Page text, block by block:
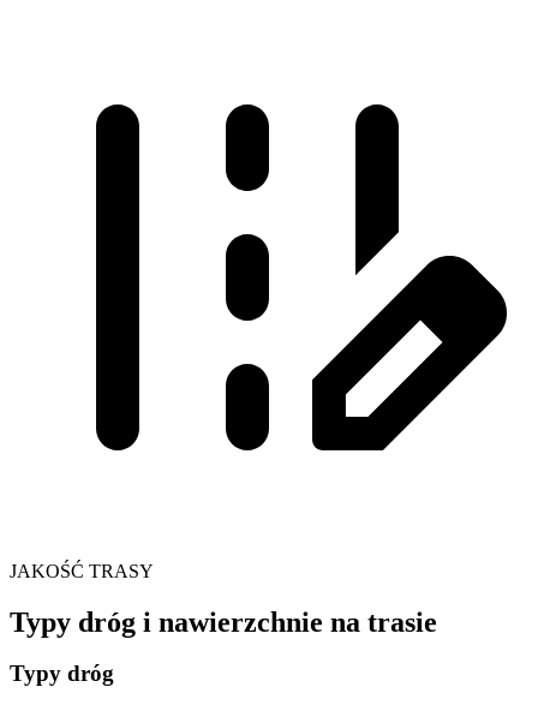
JAKOŚĆ TRASY
Typy dróg i nawierzchnie na trasie
Typy dróg